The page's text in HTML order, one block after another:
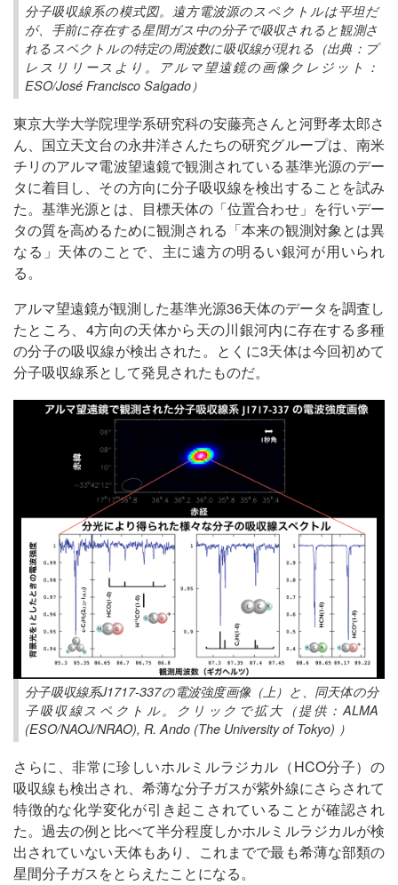
分子吸収線系の模式図。遠方電波源のスペクトルは平坦だ
が、手前に存在する星間ガス中の分子で吸収されると観測さ
れるスペクトルの特定の周波数に吸収線が現れる（出典：プ
レスリリースより。アルマ望遠鏡の画像クレジット：
ESO/José Francisco Salgado）
東京大学大学院理学系研究科の安藤亮さんと河野孝太郎さ
ん、国立天文台の永井洋さんたちの研究グループは、南米
チリのアルマ電波望遠鏡で観測されている基準光源のデー
タに着目し、その方向に分子吸収線を検出することを試み
た。基準光源とは、目標天体の「位置合わせ」を行いデー
タの質を高めるために観測される「本来の観測対象とは異
なる」天体のことで、主に遠方の明るい銀河が用いられ
る。
アルマ望遠鏡が観測した基準光源36天体のデータを調査し
たところ、4方向の天体から天の川銀河内に存在する多種
の分子の吸収線が検出された。とくに3天体は今回初めて
分子吸収線系として発見されたものだ。
分子吸収線系J1717-337の電波強度画像（上）と、同天体の分
子吸収線スペクトル。クリックで拡大（提供：ALMA
(ESO/NAOJ/NRAO), R. Ando (The University of Tokyo) ）
さらに、非常に珍しいホルミルラジカル（HCO分子）の
吸収線も検出され、希薄な分子ガスが紫外線にさらされて
特徴的な化学変化が引き起こされていることが確認され
た。過去の例と比べて半分程度しかホルミルラジカルが検
出されていない天体もあり、これまでで最も希薄な部類の
星間分子ガスをとらえたことになる。